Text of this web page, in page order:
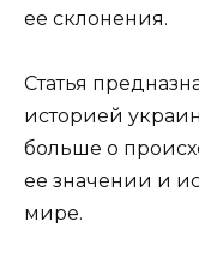
ее склонения.
Статья
историей
больше о
ее значении и
мире.